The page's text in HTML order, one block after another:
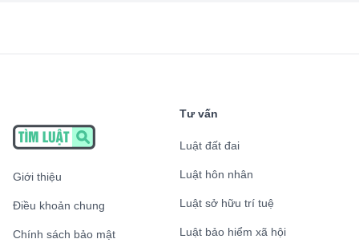
Giới thiệu
Điều khoản chung
Chính sách bảo mật
Tư vấn
Luật đất đai
Luật hôn nhân
Luật sở hữu trí tuệ
Luật bảo hiểm xã hội